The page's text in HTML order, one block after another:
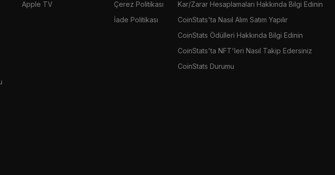
Apple TV
Çerez Politikası
İade Politikası
Kar/Zarar Hesaplamaları Hakkında Bilgi Edinin
CoinStats'ta Nasıl Alım Satım Yapılır
CoinStats Ödülleri Hakkında Bilgi Edinin
CoinStats'ta NFT'leri Nasıl Takip Edersiniz
CoinStats Durumu